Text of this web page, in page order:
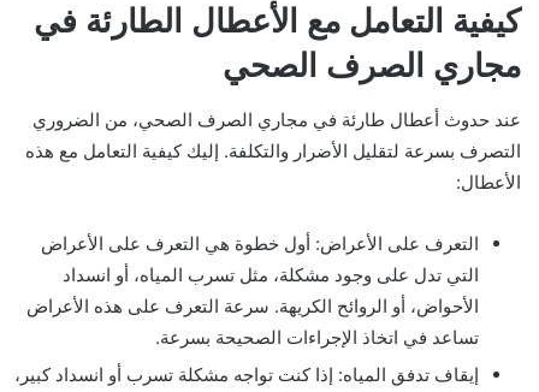
كيفية التعامل مع الأعطال الطارئة في
مجاري الصرف الصحي
عند حدوث أعطال طارئة في مجاري الصرف الصحي، من الضروري
التصرف بسرعة لتقليل الأضرار والتكلفة. إليك كيفية التعامل مع هذه
الأعطال:
التعرف على الأعراض: أول خطوة هي التعرف على الأعراض
التي تدل على وجود مشكلة، مثل تسرب المياه، أو انسداد
الأحواض، أو الروائح الكريهة. سرعة التعرف على هذه الأعراض
تساعد في اتخاذ الإجراءات الصحيحة بسرعة.
إيقاف تدفق المياه: إذا كنت تواجه مشكلة تسرب أو انسداد كبير،